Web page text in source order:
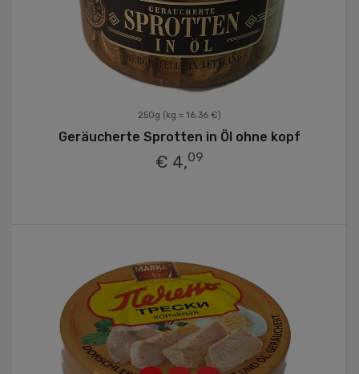
250g (kg = 16.36 €)
Geräucherte Sprotten in Öl ohne kopf
€ 4,09